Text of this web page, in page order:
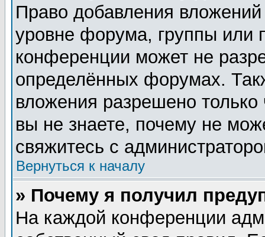
Право добавления
уровне форума, группы или
конференции может не
определённых форумах.
вложения разрешено
вы не знаете, почему не
свяжитесь с
Вернуться к началу
» Почему я получил
На каждой конференции